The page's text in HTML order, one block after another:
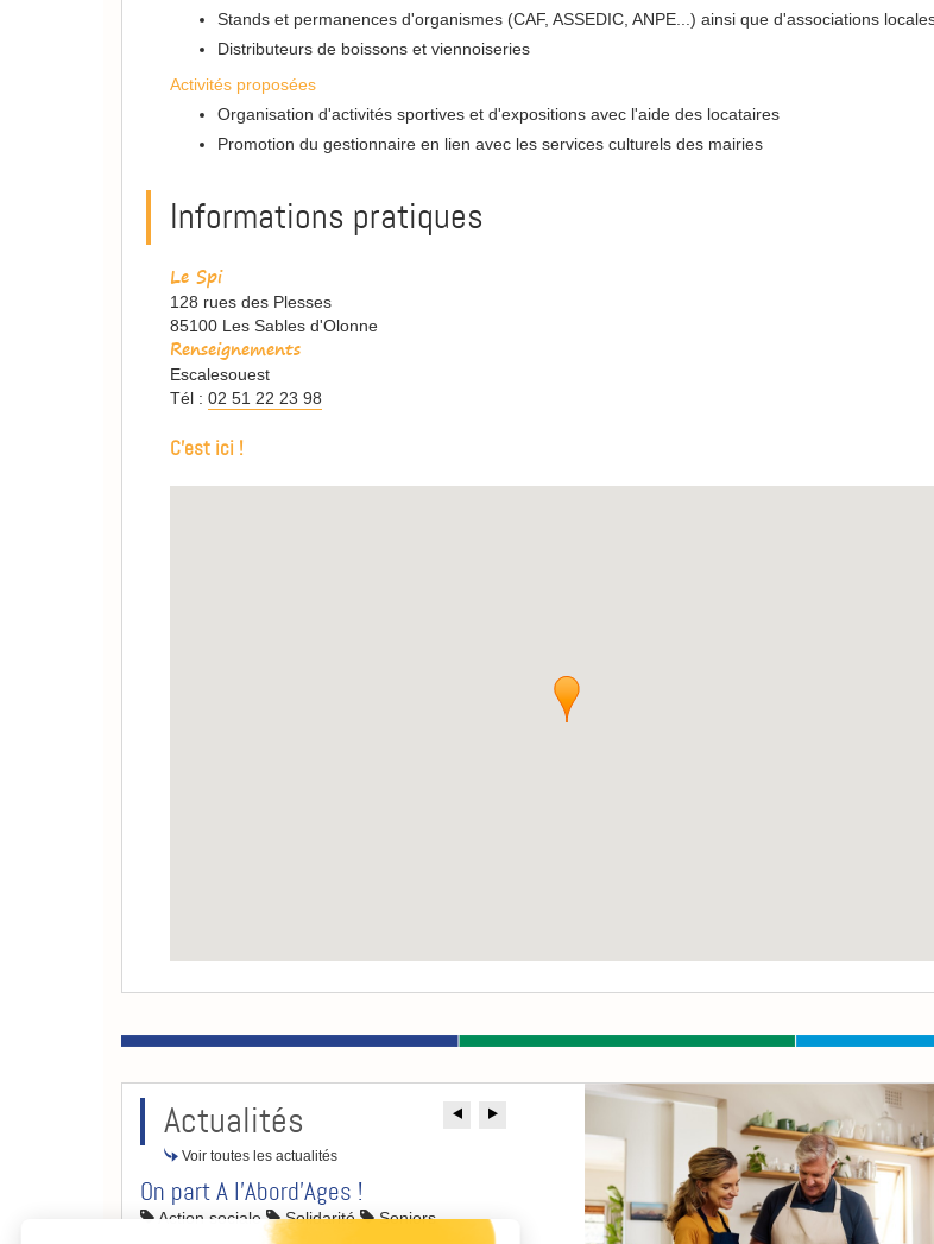
Stands et permanences d'organismes (CAF, ASSEDIC, ANPE...) ainsi que d'associations
Distributeurs de boissons et viennoiseries
Activités proposées
Organisation d'activités sportives et d'expositions avec l'aide des locataires
Promotion du gestionnaire en lien avec les services culturels des mairies
Informations pratiques
Le Spi
128 rues des Plesses
85100 Les Sables d'Olonne
Renseignements
Escalesouest
Tél : 02 51 22 23 98
C'est ici !
Actualités
Voir toutes les actualités
Précédent
On part A l'Abord'Ages !
Action sociale Solidarité Seniors
Continuer sans accepter